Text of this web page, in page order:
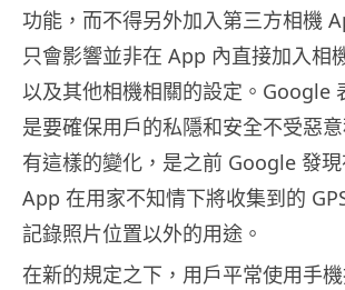
功能，而不得另外加入第三方相機
只會影響並非在 App 內直接加入相
以及其他相機相關的設定。Google
是要確保用戶的私隱和安全不受惡
有這樣的變化，是之前 Google 發
App 在用家不知情下將收集到的
記錄照片位置以外的用途。
在新的規定之下，用戶平常使用手